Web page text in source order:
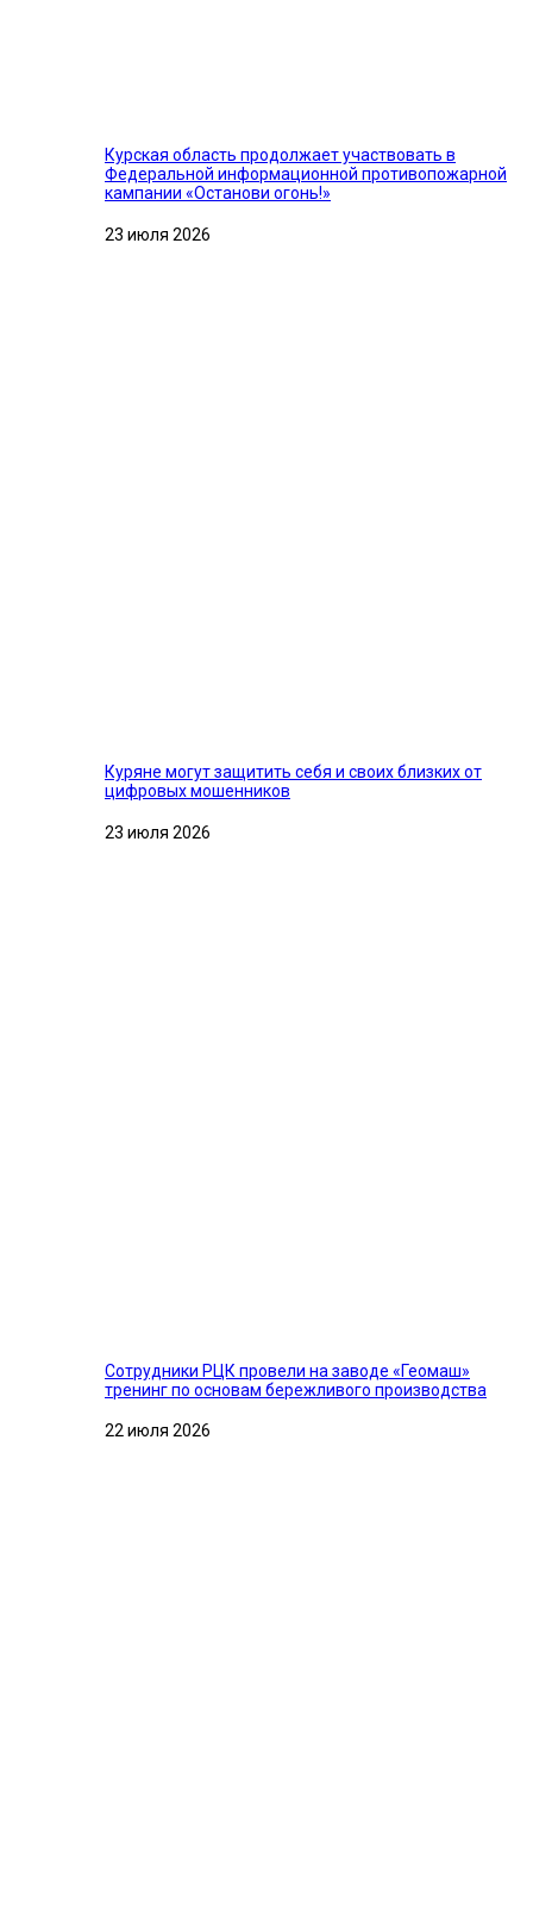
Курская область продолжает участвовать в
Федеральной информационной противопожарной
кампании «Останови огонь!»
23 июля 2026
Куряне могут защитить себя и своих близких от
цифровых мошенников
23 июля 2026
Сотрудники РЦК провели на заводе «Геомаш»
тренинг по основам бережливого производства
22 июля 2026